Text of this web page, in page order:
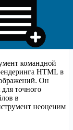
командной
HTML в
Он
точного
в
неоценим